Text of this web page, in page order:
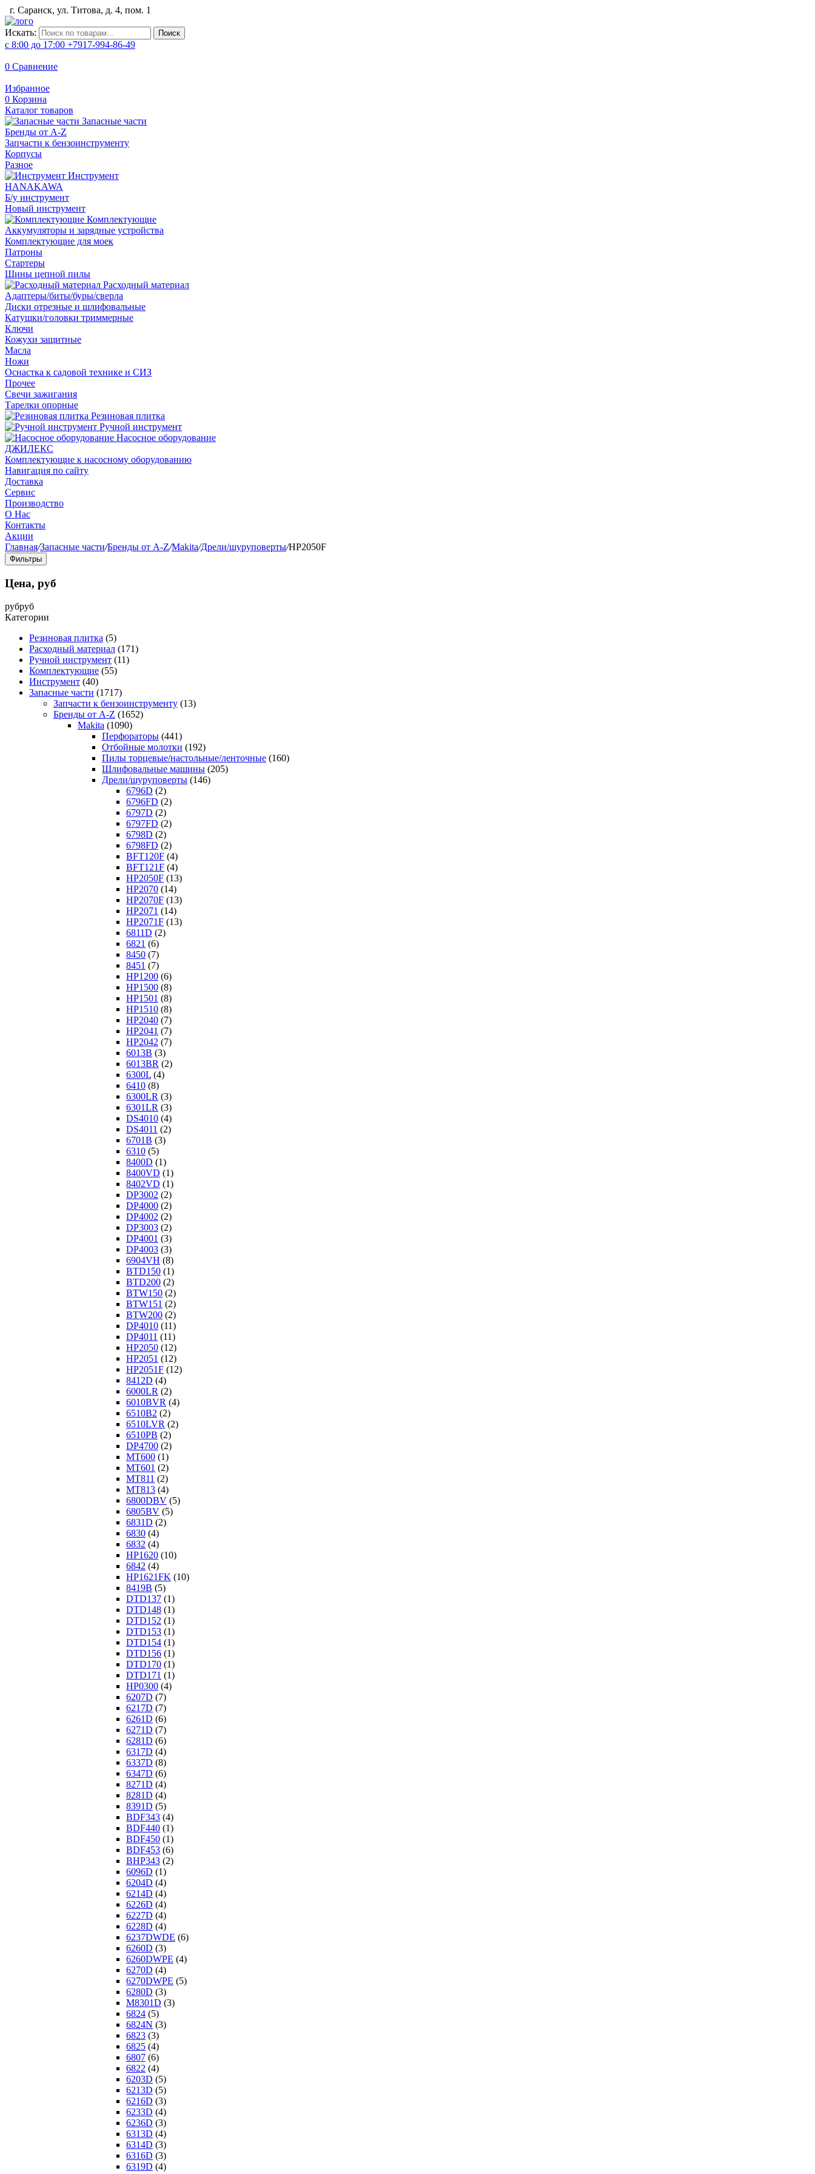
г. Саранск, ул. Титова, д. 4, пом. 1
Искать: Поиск
с 8:00 до 17:00 +7917-994-86-49
0 Сравнение
Избранное
0 Корзина
Каталог товаров
Запасные части
Бренды от A-Z
Запчасти к бензоинструменту
Корпусы
Разное
Инструмент
HANAKAWA
Б/у инструмент
Новый инструмент
Комплектующие
Аккумуляторы и зарядные устройства
Комплектующие для моек
Патроны
Стартеры
Шины цепной пилы
Расходный материал
Адаптеры/биты/буры/сверла
Диски отрезные и шлифовальные
Катушки/головки триммерные
Ключи
Кожухи защитные
Масла
Ножи
Оснастка к садовой технике и СИЗ
Прочее
Свечи зажигания
Тарелки опорные
Резиновая плитка
Ручной инструмент
Насосное оборудование
ДЖИЛЕКС
Комплектующие к насосному оборудованию
Навигация по сайту
Доставка
Сервис
Производство
О Нас
Контакты
Акции
Главная/Запасные части/Бренды от A-Z/Makita/Дрели/шуруповерты/HP2050F
Фильтры
Цена, руб
рубруб
Категории
Резиновая плитка (5)
Расходный материал (171)
Ручной инструмент (11)
Комплектующие (55)
Инструмент (40)
Запасные части (1717)
Запчасти к бензоинструменту (13)
Бренды от A-Z (1652)
Makita (1090)
Перфораторы (441)
Отбойные молотки (192)
Пилы торцевые/настольные/ленточные (160)
Шлифовальные машины (205)
Дрели/шуруповерты (146)
6796D (2)
6796FD (2)
6797D (2)
6797FD (2)
6798D (2)
6798FD (2)
BFT120F (4)
BFT121F (4)
HP2050F (13)
HP2070 (14)
HP2070F (13)
HP2071 (14)
HP2071F (13)
6811D (2)
6821 (6)
8450 (7)
8451 (7)
HP1200 (6)
HP1500 (8)
HP1501 (8)
HP1510 (8)
HP2040 (7)
HP2041 (7)
HP2042 (7)
6013B (3)
6013BR (2)
6300L (4)
6410 (8)
6300LR (3)
6301LR (3)
DS4010 (4)
DS4011 (2)
6701B (3)
6310 (5)
8400D (1)
8400VD (1)
8402VD (1)
DP3002 (2)
DP4000 (2)
DP4002 (2)
DP3003 (2)
DP4001 (3)
DP4003 (3)
6904VH (8)
BTD150 (1)
BTD200 (2)
BTW150 (2)
BTW151 (2)
BTW200 (2)
DP4010 (11)
DP4011 (11)
HP2050 (12)
HP2051 (12)
HP2051F (12)
8412D (4)
6000LR (2)
6010BVR (4)
6510B2 (2)
6510LVR (2)
6510PB (2)
DP4700 (2)
MT600 (1)
MT601 (2)
MT811 (2)
MT813 (4)
6800DBV (5)
6805BV (5)
6831D (2)
6830 (4)
6832 (4)
HP1620 (10)
6842 (4)
HP1621FK (10)
8419B (5)
DTD137 (1)
DTD148 (1)
DTD152 (1)
DTD153 (1)
DTD154 (1)
DTD156 (1)
DTD170 (1)
DTD171 (1)
HP0300 (4)
6207D (7)
6217D (7)
6261D (6)
6271D (7)
6281D (6)
6317D (4)
6337D (8)
6347D (6)
8271D (4)
8281D (4)
8391D (5)
BDF343 (4)
BDF440 (1)
BDF450 (1)
BDF453 (6)
BHP343 (2)
6096D (1)
6204D (4)
6214D (4)
6226D (4)
6227D (4)
6228D (4)
6237DWDE (6)
6260D (3)
6260DWPE (4)
6270D (4)
6270DWPE (5)
6280D (3)
M8301D (3)
6824 (5)
6824N (3)
6823 (3)
6825 (4)
6807 (6)
6822 (4)
6203D (5)
6213D (5)
6216D (3)
6233D (4)
6236D (3)
6313D (4)
6314D (3)
6316D (3)
6319D (4)